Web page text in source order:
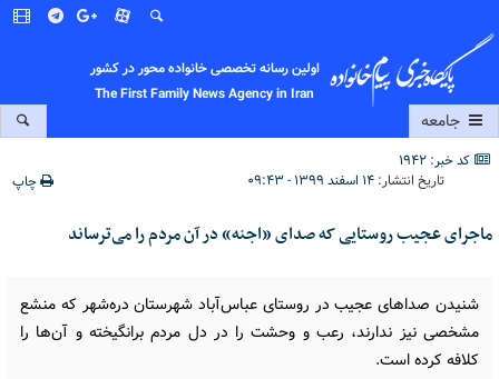
اولین رسانه تخصصی خانواده محور در کشور
The First Family News Agency in Iran
جامعه
کد خبر: 1942
تاریخ انتشار: ۱۴ اسفند ۱۳۹۹ - ۰۹:۴۳ چاپ
ماجرای عجیب روستایی که صدای «اجنه» در آن مردم را می‌ترساند
شنیدن صداهای عجیب در روستای عباس‌آباد شهرستان دره‌شهر که منشع
مشخصی نیز ندارند، رعب و وحشت را در دل مردم برانگیخته و آن‌ها را
کلافه کرده است.